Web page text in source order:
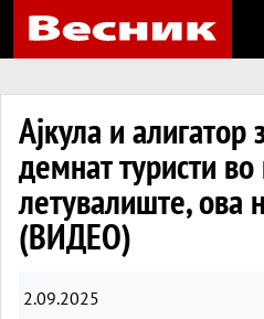
Ајкула и алигатор
демнат туристи во
летувалиште, ова
(ВИДЕО)
2.09.2025